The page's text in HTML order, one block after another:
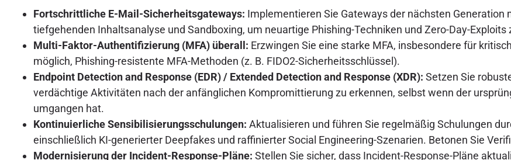
Fortschrittliche E-Mail-Sicherheitsgateways: Implementieren Sie Gateways der nächsten
tiefgehenden Inhaltsanalyse und Sandboxing, um neuartige Phishing-Techniken und Zero-Day-Exploits
Multi-Faktor-Authentifizierung (MFA) überall: Erzwingen Sie eine starke MFA, insbesondere für
möglich, Phishing-resistente MFA-Methoden (z. B. FIDO2-Sicherheitsschlüssel).
Endpoint Detection and Response (EDR) / Extended Detection and Response (XDR): Setzen Sie
verdächtige Aktivitäten nach der anfänglichen Kompromittierung zu erkennen, selbst wenn der
umgangen hat.
Kontinuierliche Sensibilisierungsschulungen: Aktualisieren und führen Sie regelmäßig Schulungen
einschließlich KI-generierter Deepfakes und raffinierter Social Engineering-Szenarien. Betonen Sie
Modernisierung der Incident-Response-Pläne: Stellen Sie sicher, dass Incident-Response-Pläne